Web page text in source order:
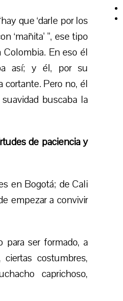
que ‘darle por los
‘mañita’ ”, ese tipo
En eso él
así; y él, por su
cortante. Pero no, él
buscaba la
de paciencia y
en Bogotá; de Cali
empezar a convivir
ser formado, a
costumbres,
caprichoso,